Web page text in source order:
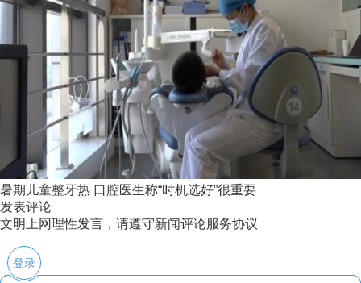
暑期儿童整牙热 口腔医生称“时机选好”很重要
发表评论
文明上网理性发言，请遵守新闻评论服务协议
登录